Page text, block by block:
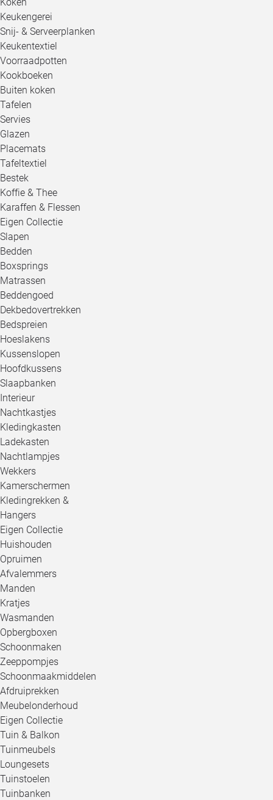
Keukengerei
Snij- & Serveerplanken
Keukentextiel
Voorraadpotten
Kookboeken
Buiten koken
Tafelen
Servies
Glazen
Placemats
Tafeltextiel
Bestek
Koffie & Thee
Karaffen & Flessen
Eigen Collectie
Slapen
Bedden
Boxsprings
Matrassen
Beddengoed
Dekbedovertrekken
Bedspreien
Hoeslakens
Kussenslopen
Hoofdkussens
Slaapbanken
Interieur
Nachtkastjes
Kledingkasten
Ladekasten
Nachtlampjes
Wekkers
Kamerschermen
Kledingrekken &
Hangers
Eigen Collectie
Huishouden
Opruimen
Afvalemmers
Manden
Kratjes
Wasmanden
Opbergboxen
Schoonmaken
Zeeppompjes
Schoonmaakmiddelen
Afdruiprekken
Meubelonderhoud
Eigen Collectie
Tuin & Balkon
Tuinmeubels
Loungesets
Tuinstoelen
Tuinbanken